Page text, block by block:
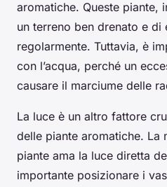
aromatiche. Queste piante,
un terreno ben drenato e di
regolarmente. Tuttavia, è
con l’acqua, perché un
causare il marciume delle
La luce è un altro fattore
delle piante aromatiche. La
piante ama la luce diretta
importante posizionare i